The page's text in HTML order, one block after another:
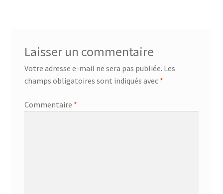
Laisser un commentaire
Votre adresse e-mail ne sera pas publiée. Les
champs obligatoires sont indiqués avec *
Commentaire *